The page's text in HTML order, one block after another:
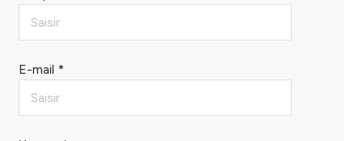
E-mail *